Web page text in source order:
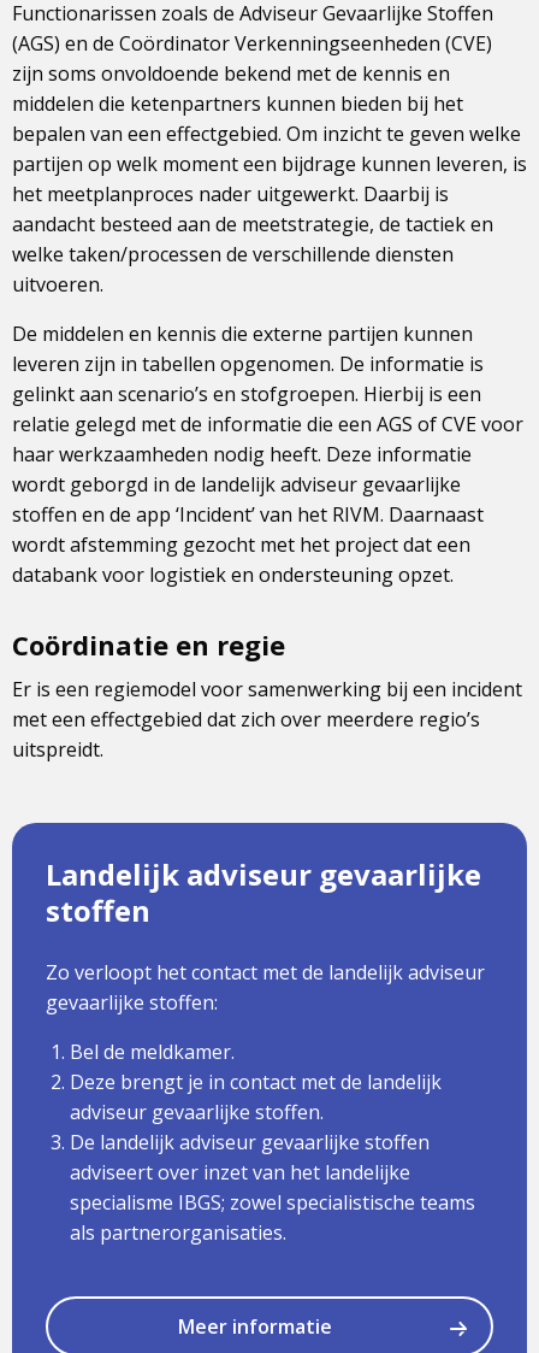
Functionarissen zoals de Adviseur Gevaarlijke Stoffen
(AGS) en de Coördinator Verkenningseenheden (CVE)
zijn soms onvoldoende bekend met de kennis en
middelen die ketenpartners kunnen bieden bij het
bepalen van een effectgebied. Om inzicht te geven welke
partijen op welk moment een bijdrage kunnen leveren, is
het meetplanproces nader uitgewerkt. Daarbij is
aandacht besteed aan de meetstrategie, de tactiek en
welke taken/processen de verschillende diensten
uitvoeren.
De middelen en kennis die externe partijen kunnen
leveren zijn in tabellen opgenomen. De informatie is
gelinkt aan scenario’s en stofgroepen. Hierbij is een
relatie gelegd met de informatie die een AGS of CVE voor
haar werkzaamheden nodig heeft. Deze informatie
wordt geborgd in de landelijk adviseur gevaarlijke
stoffen en de app ‘Incident’ van het RIVM. Daarnaast
wordt afstemming gezocht met het project dat een
databank voor logistiek en ondersteuning opzet.
Coördinatie en regie
Er is een regiemodel voor samenwerking bij een incident
met een effectgebied dat zich over meerdere regio’s
uitspreidt.
Landelijk adviseur gevaarlijke
stoffen
Zo verloopt het contact met de landelijk adviseur
gevaarlijke stoffen:
Bel de meldkamer.
Deze brengt je in contact met de landelijk
adviseur gevaarlijke stoffen.
De landelijk adviseur gevaarlijke stoffen
adviseert over inzet van het landelijke
specialisme IBGS; zowel specialistische teams
als partnerorganisaties.
Meer informatie